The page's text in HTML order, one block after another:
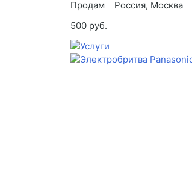
Продам
Россия, Москва
500 руб.